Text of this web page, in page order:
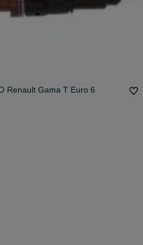
Pompowtryskiwacz VOLVO Renault Gama T Euro 6